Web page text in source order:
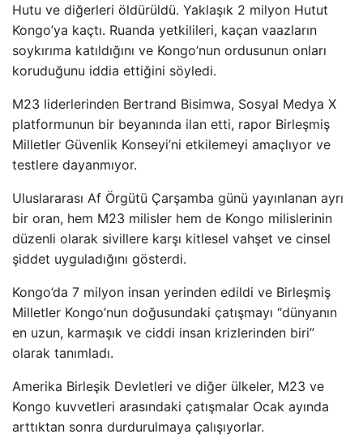
Hutu ve diğerleri öldürüldü. Yaklaşık 2 milyon Hutut
Kongo’ya kaçtı. Ruanda yetkilileri, kaçan vaazların
soykırıma katıldığını ve Kongo’nun ordusunun onları
koruduğunu iddia ettiğini söyledi.
M23 liderlerinden Bertrand Bisimwa, Sosyal Medya X
platformunun bir beyanında ilan etti, rapor Birleşmiş
Milletler Güvenlik Konseyi’ni etkilemeyi amaçlıyor ve
testlere dayanmıyor.
Uluslararası Af Örgütü Çarşamba günü yayınlanan ayrı
bir oran, hem M23 milisler hem de Kongo milislerinin
düzenli olarak sivillere karşı kitlesel vahşet ve cinsel
şiddet uyguladığını gösterdi.
Kongo’da 7 milyon insan yerinden edildi ve Birleşmiş
Milletler Kongo’nun doğusundaki çatışmayı “dünyanın
en uzun, karmaşık ve ciddi insan krizlerinden biri”
olarak tanımladı.
Amerika Birleşik Devletleri ve diğer ülkeler, M23 ve
Kongo kuvvetleri arasındaki çatışmalar Ocak ayında
arttıktan sonra durdurulmaya çalışıyorlar.